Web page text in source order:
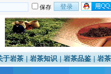
保存
于岩茶 |岩茶知识 |岩茶品鉴 |岩